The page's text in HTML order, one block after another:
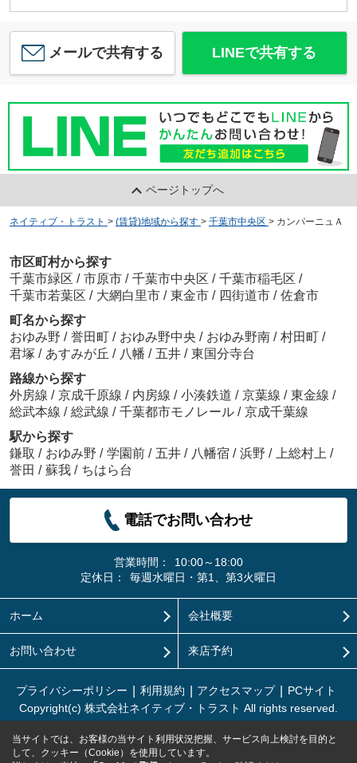
メールで共有する LINEで共有する
ページトップへ
ネイティブ・トラスト > (賃貸)地域から探す > 千葉市中央区 > カンパーニュＡ
市区町村から探す
千葉市緑区 / 市原市 / 千葉市中央区 / 千葉市稲毛区 /
千葉市若葉区 / 大網白里市 / 東金市 / 四街道市 / 佐倉市
町名から探す
おゆみ野 / 誉田町 / おゆみ野中央 / おゆみ野南 / 村田町 /
君塚 / あすみが丘 / 八幡 / 五井 / 東国分寺台
路線から探す
外房線 / 京成千原線 / 内房線 / 小湊鉄道 / 京葉線 / 東金線 /
総武本線 / 総武線 / 千葉都市モノレール / 京成千葉線
駅から探す
鎌取 / おゆみ野 / 学園前 / 五井 / 八幡宿 / 浜野 / 上総村上 /
誉田 / 蘇我 / ちはら台
電話でお問い合わせ
営業時間：
10:00～18:00
定休日：
毎週水曜日・第1、第3火曜日
ホーム 会社概要
お問い合わせ 来店予約
プライバシーポリシー 利用規約 アクセスマップ
PCサイト
Copyright(c) 株式会社ネイティブ・トラスト All rights reserved.
当サイトでは、お客様の当サイト利用状況把握、サービス向上検討を目的と
して、クッキー（Cookie）を使用しています。